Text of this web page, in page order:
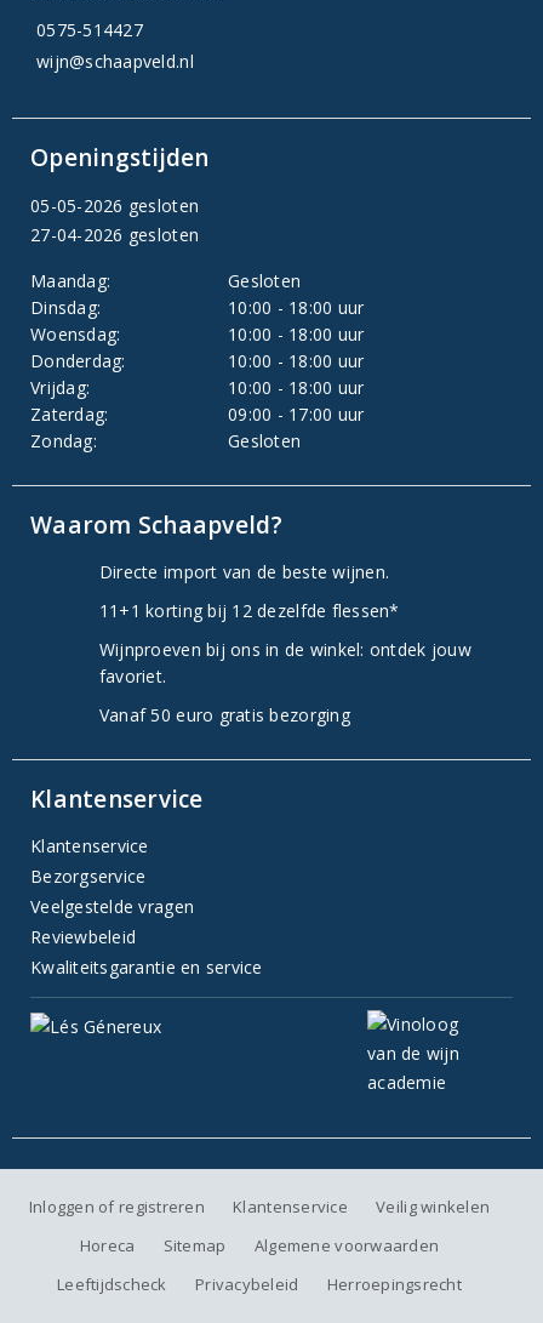
0575-514427
wijn@schaapveld.nl
Openingstijden
05-05-2026 gesloten
27-04-2026 gesloten
Maandag:
Gesloten
Dinsdag:
10:00 - 18:00 uur
Woensdag:
10:00 - 18:00 uur
Donderdag:
10:00 - 18:00 uur
Vrijdag:
10:00 - 18:00 uur
Zaterdag:
09:00 - 17:00 uur
Zondag:
Gesloten
Waarom Schaapveld?
Directe import van de beste wijnen.
11+1 korting bij 12 dezelfde flessen*
Wijnproeven bij ons in de winkel: ontdek jouw
favoriet.
Vanaf 50 euro gratis bezorging
Klantenservice
Klantenservice
Bezorgservice
Veelgestelde vragen
Reviewbeleid
Kwaliteitsgarantie en service
Inloggen of registreren Klantenservice
Veilig winkelen
Horeca
Sitemap
Algemene voorwaarden
Leeftijdscheck
Privacybeleid Herroepingsrecht